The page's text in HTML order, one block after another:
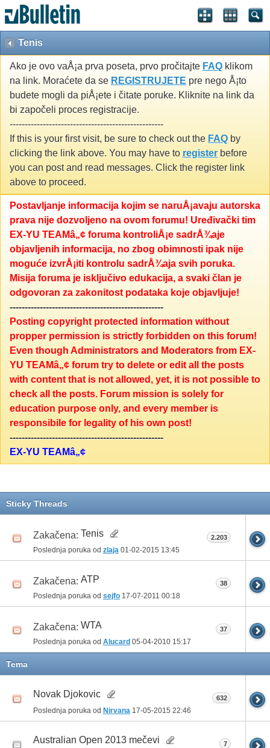
Tenis
Ako je ovo vaÅ¡a prva poseta, prvo pročitajte FAQ klikom
na link. Moraćete da se REGISTRUJETE pre nego Å¡to
budete mogli da piÅ¡ete i čitate poruke. Kliknite na link da
bi započeli proces registracije.
---------------------------------------------------
If this is your first visit, be sure to check out the FAQ by
clicking the link above. You may have to register before
you can post and read messages. Click the register link
above to proceed.
Postavljanje informacija kojim se naruÅ¡avaju autorska
prava nije dozvoljeno na ovom forumu! Uređivački tim
EX-YU TEAMâ„¢ foruma kontroliÅ¡e sadrÅ¾aje
objavljenih informacija, no zbog obimnosti ipak nije
moguće izvrÅ¡iti kontrolu sadrÅ¾aja svih poruka.
Misija foruma je isključivo edukacija, a svaki član je
odgovoran za zakonitost podataka koje objavljuje!
---------------------------------------------------
Posting copyright protected information without
propper permission is strictly forbidden on this forum!
Even though Administrators and Moderators from EX-
YU TEAMâ„¢ forum try to delete or edit all the posts
with content that is not allowed, yet, it is not possible to
check all the posts. Forum mission is solely for
education purpose only, and every member is
responsibile for legality of his own post!
---------------------------------------------------
EX-YU TEAMâ„¢
Sticky Threads
Zakačena: Tenis
Poslednja poruka od zlaja 01-02-2015 13:45
2.203
Zakačena: ATP
Poslednja poruka od sejfo 17-07-2011 00:18
38
Zakačena: WTA
Poslednja poruka od Alucard 05-04-2010 15:17
37
Tema
Novak Djokovic
Poslednja poruka od Nirvana 17-05-2015 22:46
632
Australian Open 2013 mečevi 7